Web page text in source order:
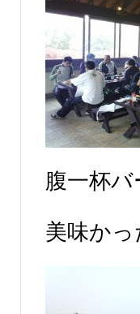
腹一杯
美味か